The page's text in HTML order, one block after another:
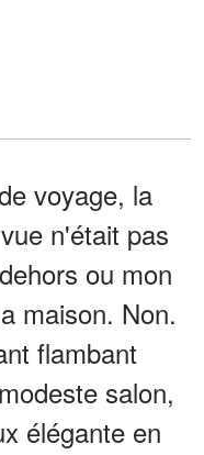
voyage, la
n'était pas
ou mon
maison. Non.
flambant
salon,
élégante en